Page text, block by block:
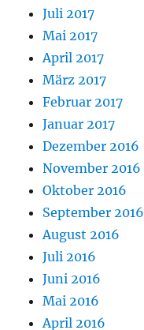
Juli 2017
Mai 2017
April 2017
März 2017
Februar 2017
Januar 2017
Dezember 2016
November 2016
Oktober 2016
September 2016
August 2016
Juli 2016
Juni 2016
Mai 2016
April 2016